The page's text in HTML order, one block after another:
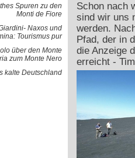
Spuren zu den
Monti de Fiore
Naxos und
Tourismus pur
über den Monte
zum Monte Nero
kalte Deutschland
Schon nach
sind wir uns
werden.
Pfad, der in
die Anzeige
erreicht -